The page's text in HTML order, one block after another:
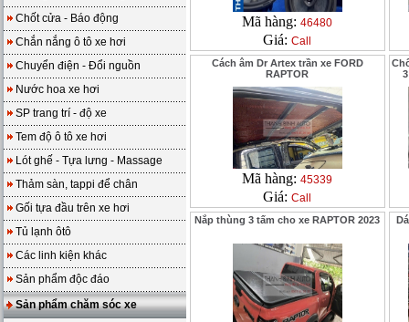
Chốt cửa - Báo động
Chắn nắng ô tô xe hơi
Chuyển điện - Đổi nguồn
Nước hoa xe hơi
SP trang trí - độ xe
Tem độ ô tô xe hơi
Lót ghế - Tựa lưng - Massage
Thảm sàn, tappi để chân
Gối tựa đầu trên xe hơi
Tủ lạnh ôtô
Các linh kiện khác
Sản phẩm độc đáo
Sản phẩm chăm sóc xe
Mã hàng:46480
Giá:Call
Cách âm Dr Artex trần xe FORD
RAPTOR
Mã hàng:45339
Giá:Call
Nắp thùng 3 tấm cho xe RAPTOR 2023